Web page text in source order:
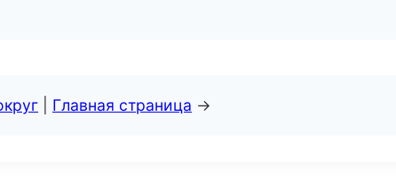
Главная страница →